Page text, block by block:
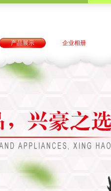
产品展示 企业相册